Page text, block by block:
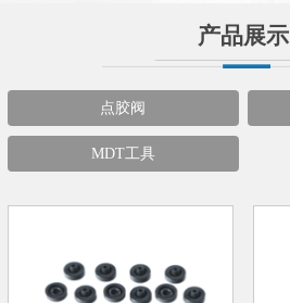
产品展示
点胶阀
MDT工具